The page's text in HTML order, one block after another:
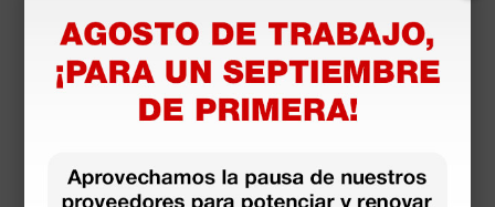
la batería de una descarga total y garantiza así la
máxima vida útil
• Tecnología Li-ion: sin efecto memoria, no dude en
cargar independientemente del nivel de carga
• Indicador del estado de carga: Luz intermitente
desde el compartimiento de carga para confirmar el